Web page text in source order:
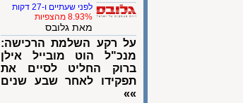
לפני שעתיים ו-27 דקות
8.93% מהצפיות
מאת גלובס
על רקע השלמת הרכישה:
מנכ"ל הוט מובייל אילן
ברוק החליט לסיים את
תפקידו לאחר שבע שנים
»»